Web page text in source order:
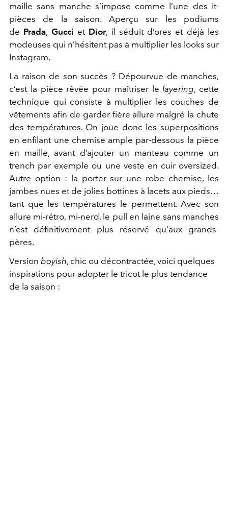
maille sans manche s’impose comme l’une des it-
pièces de la saison. Aperçu sur les podiums
de Prada, Gucci et Dior, il séduit d’ores et déjà les
modeuses qui n’hésitent pas à multiplier les looks sur
Instagram.
La raison de son succès ? Dépourvue de manches,
c’est la pièce rêvée pour maîtriser lelayering, cette
technique qui consiste à multiplier les couches de
vêtements afin de garder fière allure malgré la chute
des températures. On joue donc les superpositions
en enfilant une chemise ample par-dessous la pièce
en maille, avant d’ajouter un manteau comme un
trench par exemple ou une veste en cuir oversized.
Autre option : la porter sur une robe chemise, les
jambes nues et de jolies bottines à lacets aux pieds…
tant que les températures le permettent. Avec son
allure mi-rétro, mi-nerd, le pull en laine sans manches
n’est définitivement plus réservé qu'aux grands-
pères.
Version boyish, chic ou décontractée, voici quelques
inspirations pour adopter le tricot le plus tendance
de la saison :